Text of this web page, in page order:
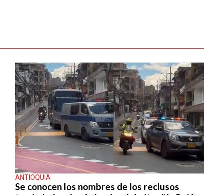
ANTIOQUIA
Se conocen los nombres de los reclusos